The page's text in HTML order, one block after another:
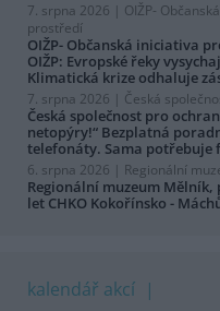
7. srpna 2026 | OIŽP-
prostředí
OIŽP- Občanská iniciativa
OIŽP: Evropské řeky
Klimatická krize odhaluje
7. srpna 2026 | Česká
Česká společnost pro
netopýry!“ Bezplatná
telefonáty. Sama potřebuje
6. srpna 2026 | Regionální
Regionální muzeum Mělník,
let CHKO Kokořínsko -
kalendář akcí